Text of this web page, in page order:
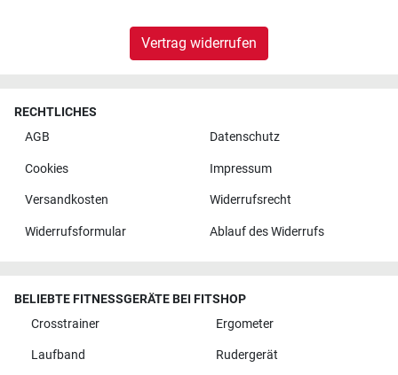
Vertrag widerrufen
RECHTLICHES
AGB
Datenschutz
Cookies Impressum
Versandkosten Widerrufsrecht
Widerrufsformular Ablauf des Widerrufs
BELIEBTE FITNESSGERÄTE BEI FITSHOP
Crosstrainer
Ergometer
Laufband Rudergerät